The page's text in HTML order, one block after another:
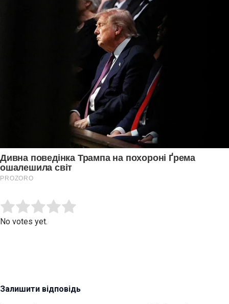
Rate this item:
No votes yet.
Залишити відповідь